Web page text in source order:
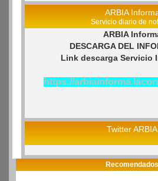
ARBIA
Servicio diario de
ARBIA
DESCARGA DEL
Link descarga Servicio
https://
Twitter ARBIA
Recomendados